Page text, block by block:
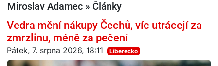
Miroslav Adamec » Články
Vedra mění nákupy Čechů, víc utrácejí za
zmrzlinu, méně za pečení
Pátek, 7. srpna 2026, 18:11 Liberecko